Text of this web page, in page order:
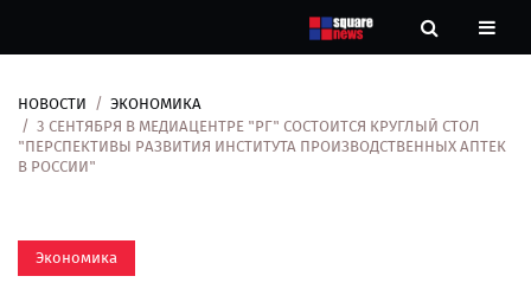
Новости
Контакты
НОВОСТИ
ЭКОНОМИКА
3 СЕНТЯБРЯ В МЕДИАЦЕНТРЕ "РГ" СОСТОИТСЯ КРУГЛЫЙ СТОЛ
"ПЕРСПЕКТИВЫ РАЗВИТИЯ ИНСТИТУТА ПРОИЗВОДСТВЕННЫХ АПТЕК
В РОССИИ"
Экономика